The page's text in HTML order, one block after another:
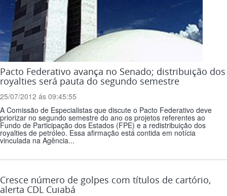
Pacto Federativo avança no Senado; distribuição dos
royalties será pauta do segundo semestre
25/07/2012 ás 09:45:55
A Comissão de Especialistas que discute o Pacto Federativo deve
priorizar no segundo semestre do ano os projetos referentes ao
Fundo de Participação dos Estados (FPE) e a redistribuição dos
royalties de petróleo. Essa afirmação está contida em notícia
vinculada na Agência...
Cresce número de golpes com títulos de cartório,
alerta CDL Cuiabá